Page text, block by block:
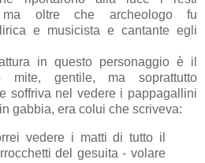
ma oltre che archeologo fu
e musicista e cantante egli
in questo personaggio è il
mite, gentile, ma soprattutto
soffriva nel vedere i pappagallini
gabbia, era colui che scriveva:
vedere i matti di tutto il
del gesuita - volare